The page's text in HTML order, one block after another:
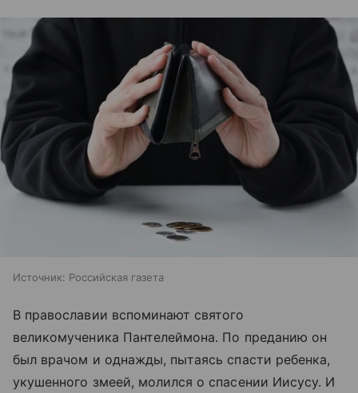
Источник: Российская газета
В православии вспоминают святого
великомученика Пантелеймона. По преданию он
был врачом и однажды, пытаясь спасти ребенка,
укушенного змеей, молился о спасении Иисусу. И